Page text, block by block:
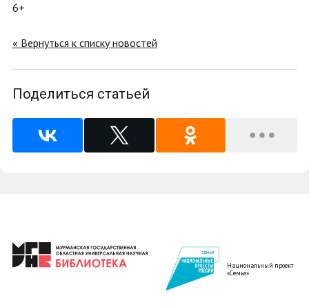
6+
« Вернуться к списку новостей
Поделиться статьей
Национальный проект
«Семья»